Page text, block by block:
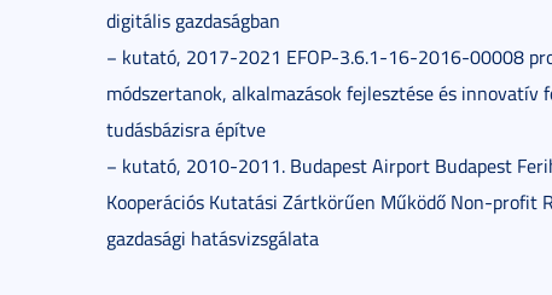
digitális gazdaságban
− kutató, 2017-2021 EFOP-3.6.1-16-2016-00008
módszertanok, alkalmazások fejlesztése és
tudásbázisra építve
− kutató, 2010-2011. Budapest Airport Budapest
Kooperációs Kutatási Zártkörűen Működő Non-profit
gazdasági hatásvizsgálata